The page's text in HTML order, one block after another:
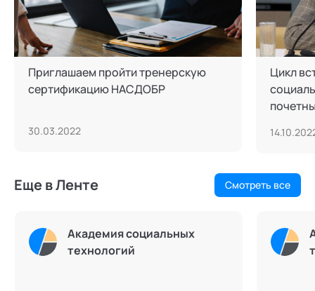
Приглашаем пройти тренерскую
сертификацию НАСДОБР
30.03.2022
Цикл
Еще в Ленте Смотреть все
Академия социальных
технологий